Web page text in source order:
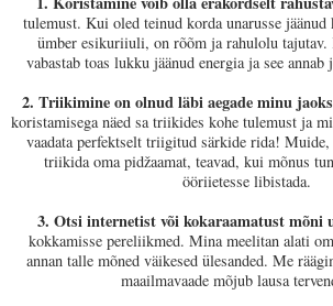
tulemust. Kui oled teinud korda unarusse
ümber esikuriiuli, on rõõm ja rahulolu
vabastab toas lukku jäänud energia ja see
2. Triikimine on olnud läbi aegade minu
koristamisega näed sa triikides kohe tulemust ja
vaadata perfektselt triigitud särkide rida! Muide,
triikida oma pidžaamat, teavad, kui mõnus
ööriietesse libistada.
3. Otsi internetist või kokaraamatust mõni
kokkamisse pereliikmed. Mina meelitan alati
annan talle mõned väikesed ülesanded. Me
maailmavaade mõjub lausa